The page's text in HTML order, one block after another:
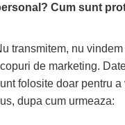
Cum sunt
transmitem, nu
de marketing.
folosite doar pentru
dupa cum urmeaza: